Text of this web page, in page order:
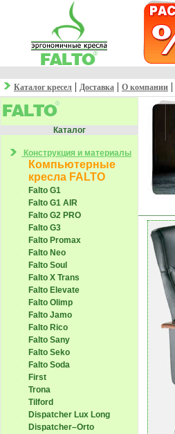
Каталог кресел | Доставка | О компании |
Каталог
Конструкция и материалы
Компьютерные
кресла FALTO
Falto G1
Falto G1 AIR
Falto G2 PRO
Falto G3
Falto Promax
Falto Neo
Falto Soul
Falto X Trans
Falto Elevate
Falto Olimp
Falto Jamo
Falto Rico
Falto Sany
Falto Seko
Falto Soda
First
Trona
Tilford
Dispatcher Lux Long
Dispatcher–Orto